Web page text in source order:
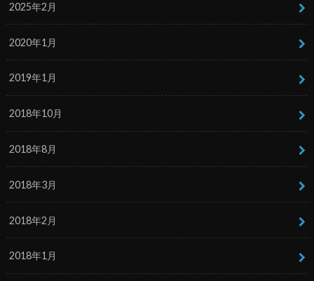
2025年2月
2020年1月
2019年1月
2018年10月
2018年8月
2018年3月
2018年2月
2018年1月